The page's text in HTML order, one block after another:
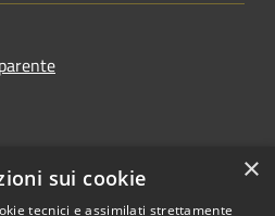
×
sui cookie
tecnici e assimilati strettamente